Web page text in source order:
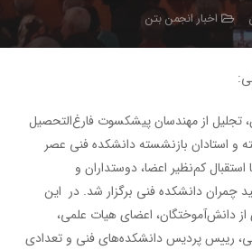
اخبار انجمن بتن
از مهندسان پیشکسوت فارغ‌التحصیل
و استادان بازنشسته دانشکده فنی عصر
اول اسفند 1397 با استقبال کم‌نظیر اعضا، دوستداران و
چمران دانشکده فنی برگزار ‌شد. در این
از دانش‌آموختگان، اعضای هیات علمی،
رییس پردیس دانشکده‌های فنی و تعدادی